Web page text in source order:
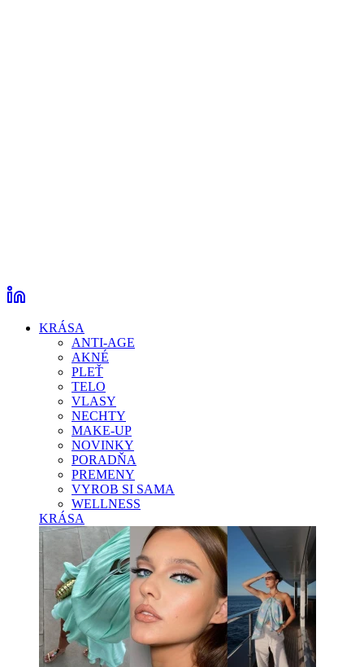
KRÁSA
ANTI-AGE
AKNÉ
PLEŤ
TELO
VLASY
NECHTY
MAKE-UP
NOVINKY
PORADŇA
PREMENY
VYROB SI SAMA
WELLNESS
KRÁSA